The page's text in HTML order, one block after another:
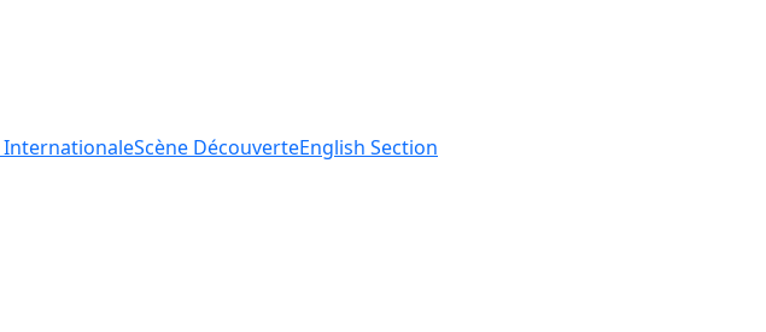
InternationaleScène DécouverteEnglish Section